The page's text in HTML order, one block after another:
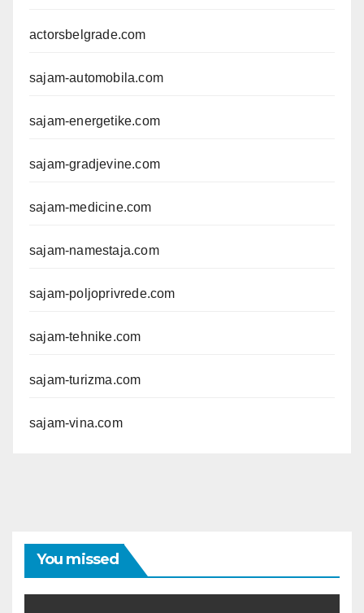
actorsbelgrade.com
sajam-automobila.com
sajam-energetike.com
sajam-gradjevine.com
sajam-medicine.com
sajam-namestaja.com
sajam-poljoprivrede.com
sajam-tehnike.com
sajam-turizma.com
sajam-vina.com
You missed